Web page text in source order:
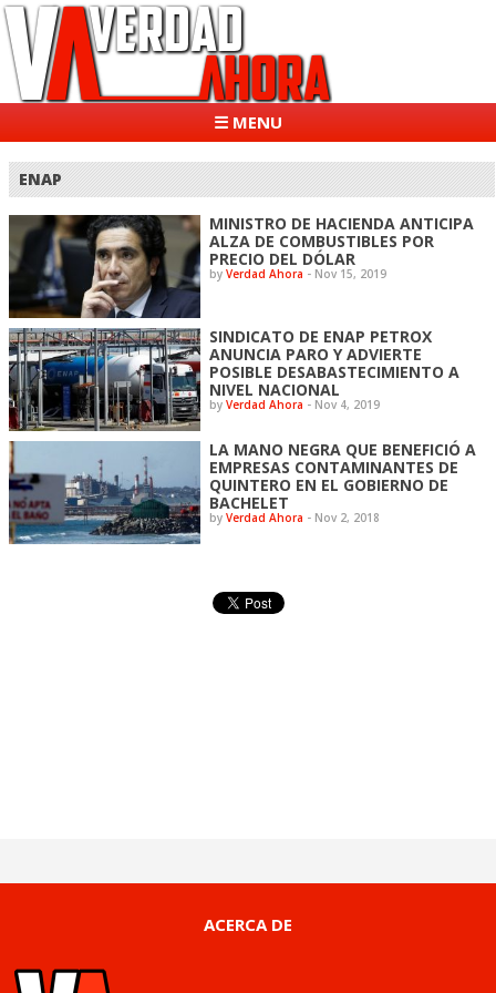
☰ MENU
ENAP
MINISTRO DE HACIENDA ANTICIPA
ALZA DE COMBUSTIBLES POR
PRECIO DEL DÓLAR
byVerdad Ahora - Nov 15, 2019
SINDICATO DE ENAP PETROX
ANUNCIA PARO Y ADVIERTE
POSIBLE DESABASTECIMIENTO A
NIVEL NACIONAL
byVerdad Ahora - Nov 4, 2019
LA MANO NEGRA QUE BENEFICIÓ A
EMPRESAS CONTAMINANTES DE
QUINTERO EN EL GOBIERNO DE
BACHELET
byVerdad Ahora - Nov 2, 2018
ACERCA DE